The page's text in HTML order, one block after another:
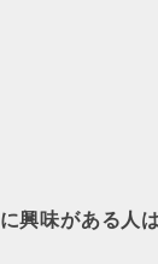
に興味がある人